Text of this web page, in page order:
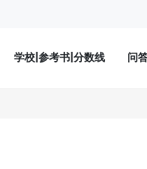
学校|参考书|分数线 问